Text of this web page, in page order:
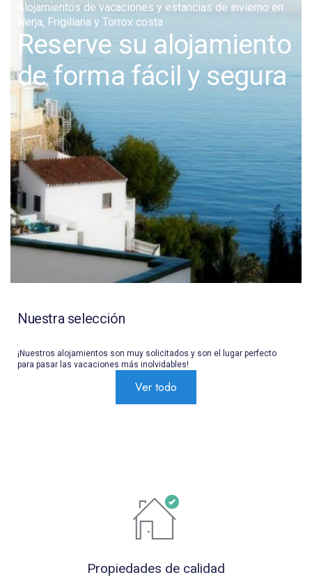
Alojamientos de vacaciones y estancias de invierno en
Nerja, Frigiliana y Torrox costa
Reserve su alojamiento
de forma fácil y segura
Nuestra selección
¡Nuestros alojamientos son muy solicitados y son el lugar perfecto
para pasar las vacaciones más inolvidables!
Ver todo
Propiedades de calidad